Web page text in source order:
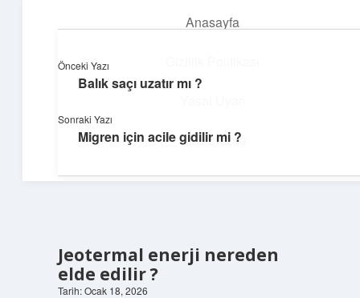
Anasayfa
Hakkımızda
Süper Bilgi Durağı
Jeotermal enerji nereden
elde edilir ?
Tarih: Ocak 18, 2026
Önceki Yazı
Balık saçı uzatır mı ?
Sonraki Yazı
Migren için acile gidilir mi ?